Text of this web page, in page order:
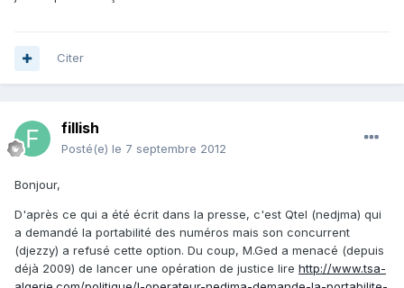
Citer
fillish
Posté(e) le 7 septembre 2012
Bonjour,
D'après ce qui a été écrit dans la presse, c'est Qtel (nedjma) qui
a demandé la portabilité des numéros mais son concurrent
(djezzy) a refusé cette option. Du coup, M.Ged a menacé (depuis
déjà 2009) de lancer une opération de justice lire http://www.tsa-